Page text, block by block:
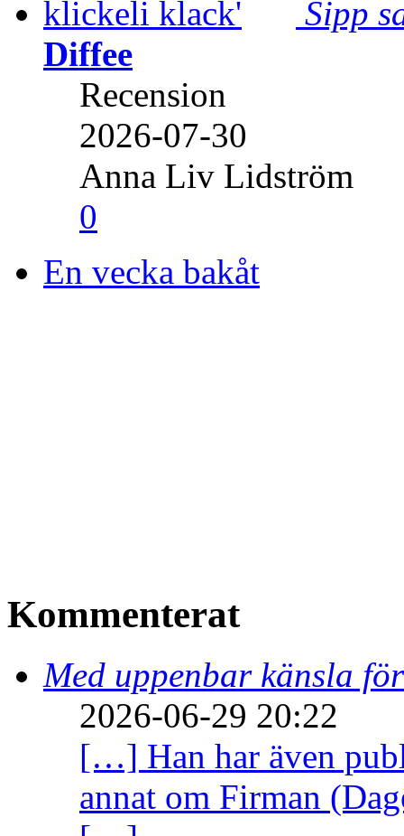
Sipp
Diffee
Recension
2026-07-30
Anna Liv Lidström
0
En vecka bakåt
Kommenterat
Med uppenbar känsla
2026-06-29 20:22
[…] Han har även
annat om Firman